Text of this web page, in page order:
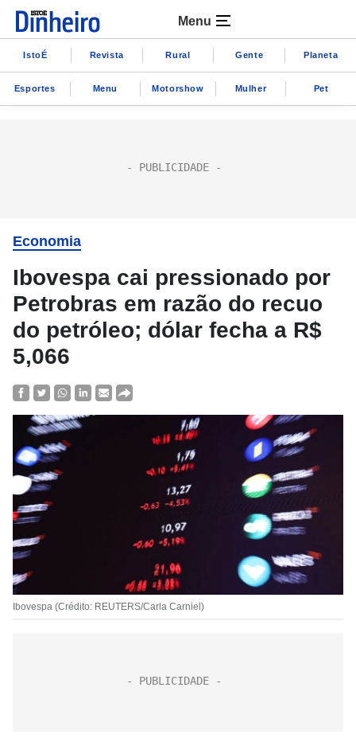
Menu
IstoÉ Revista Rural Gente Planeta
Esportes Menu Motorshow Mulher Pet
Economia
Ibovespa cai pressionado por
Petrobras em razão do recuo
do petróleo; dólar fecha a R$
5,066
Ibovespa (Crédito: REUTERS/Carla Carniel)